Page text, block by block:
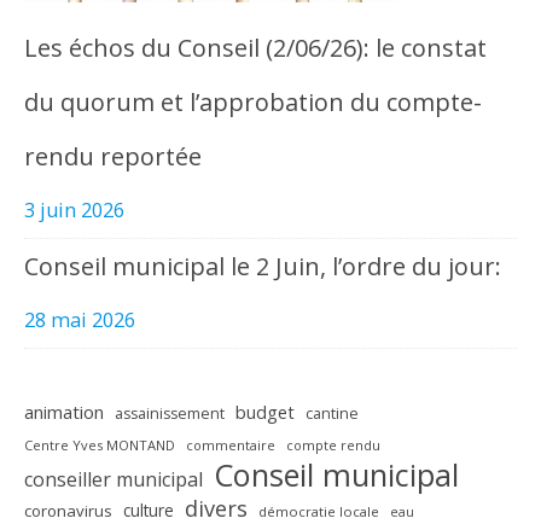
Les échos du Conseil (2/06/26): le constat
du quorum et l’approbation du compte-
rendu reportée
3 juin 2026
Conseil municipal le 2 Juin, l’ordre du jour:
28 mai 2026
animation assainissement budget cantine
Centre Yves MONTAND commentaire compte rendu
conseiller municipal Conseil municipal
coronavirus culture divers démocratie locale eau